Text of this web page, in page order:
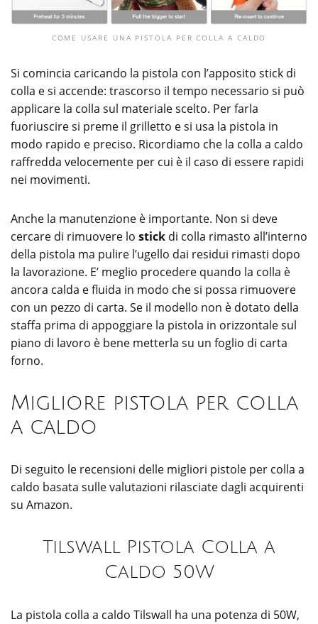
COME USARE UNA PISTOLA PER COLLA A CALDO
Si comincia caricando la pistola con l’apposito stick di
colla e si accende: trascorso il tempo necessario si può
applicare la colla sul materiale scelto. Per farla
fuoriuscire si preme il grilletto e si usa la pistola in
modo rapido e preciso. Ricordiamo che la colla a caldo
raffredda velocemente per cui è il caso di essere rapidi
nei movimenti.
Anche la manutenzione è importante. Non si deve
cercare di rimuovere lo stick di colla rimasto all’interno
della pistola ma pulire l’ugello dai residui rimasti dopo
la lavorazione. E’ meglio procedere quando la colla è
ancora calda e fluida in modo che si possa rimuovere
con un pezzo di carta. Se il modello non è dotato della
staffa prima di appoggiare la pistola in orizzontale sul
piano di lavoro è bene metterla su un foglio di carta
forno.
Migliore pistola per colla
a caldo
Di seguito le recensioni delle migliori pistole per colla a
caldo basata sulle valutazioni rilasciate dagli acquirenti
su Amazon.
Tilswall Pistola Colla a
Caldo 50W
La pistola colla a caldo Tilswall ha una potenza di 50W,